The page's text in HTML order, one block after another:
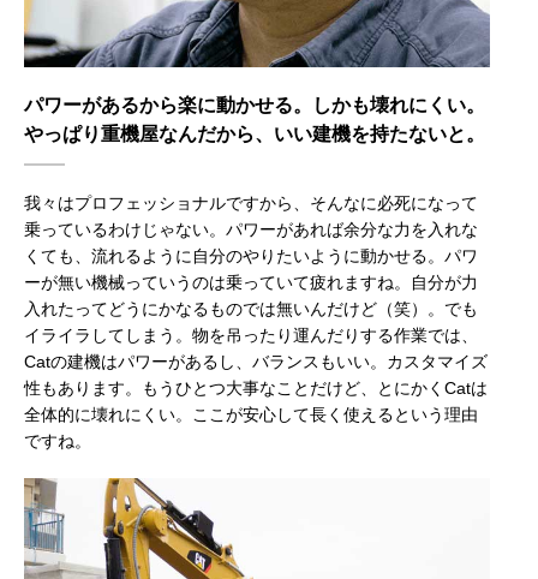
パワーがあるから楽に動かせる。しかも壊れにくい。
やっぱり重機屋なんだから、いい建機を持たないと。
我々はプロフェッショナルですから、そんなに必死になって
乗っているわけじゃない。パワーがあれば余分な力を入れな
くても、流れるように自分のやりたいように動かせる。パワ
ーが無い機械っていうのは乗っていて疲れますね。自分が力
入れたってどうにかなるものでは無いんだけど（笑）。でも
イライラしてしまう。物を吊ったり運んだりする作業では、
Catの建機はパワーがあるし、バランスもいい。カスタマイズ
性もあります。もうひとつ大事なことだけど、とにかくCatは
全体的に壊れにくい。ここが安心して長く使えるという理由
ですね。